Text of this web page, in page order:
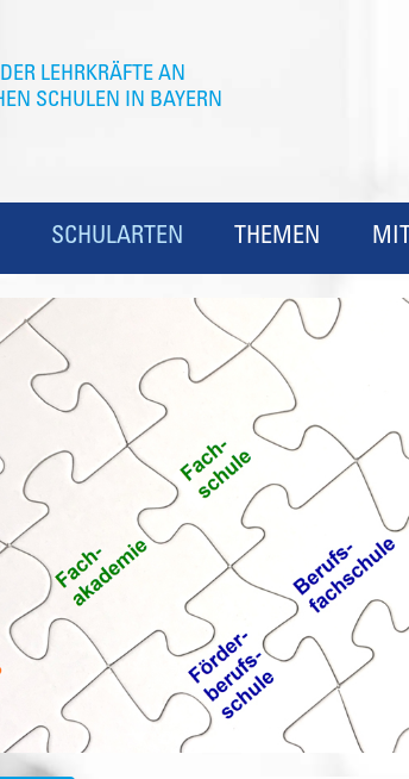
SCHULARTEN THEMEN